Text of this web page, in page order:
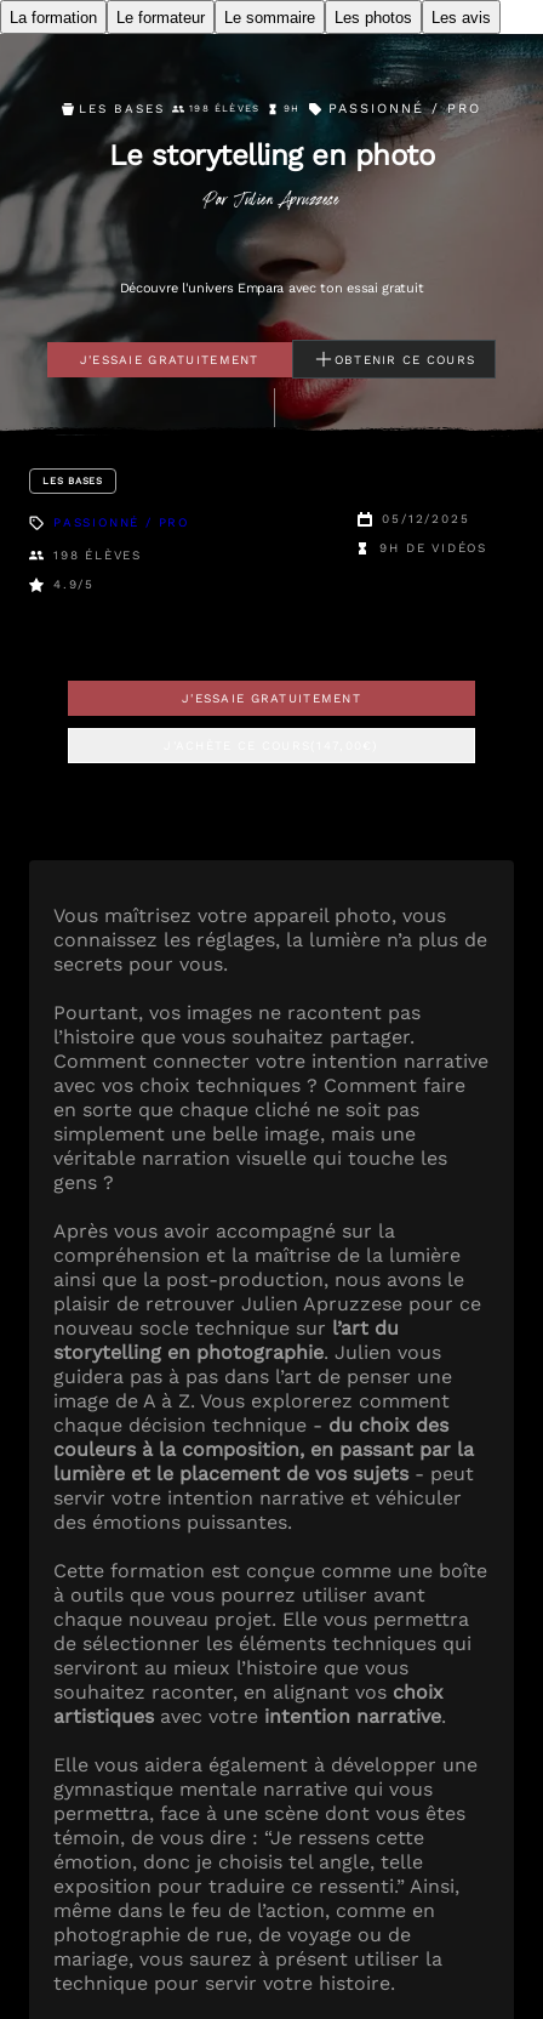
La formation Le formateur Le sommaire Les photos Les avis
LES BASES 198 ÉLÈVES 9H PASSIONNÉ / PRO
Le storytelling en photo
Par Julien Apruzzese
Découvre l'univers Empara avec ton essai gratuit
J'ESSAIE GRATUITEMENT OBTENIR CE COURS
Vous maîtrisez votre appareil photo, vous
connaissez les réglages, la lumière n’a plus de
secrets pour vous.
Pourtant, vos images ne racontent pas
l’histoire que vous souhaitez partager.
Comment connecter votre intention narrative
avec vos choix techniques ? Comment faire
en sorte que chaque cliché ne soit pas
simplement une belle image, mais une
véritable narration visuelle qui touche les
gens ?
Après vous avoir accompagné sur la
compréhension et la maîtrise de la lumière
ainsi que la post-production, nous avons le
plaisir de retrouver Julien Apruzzese pour ce
nouveau socle technique sur l’art du
storytelling en photographie. Julien vous
guidera pas à pas dans l’art de penser une
image de A à Z. Vous explorerez comment
chaque décision technique - du choix des
couleurs à la composition, en passant par la
lumière et le placement de vos sujets - peut
servir votre intention narrative et véhiculer
des émotions puissantes.
Cette formation est conçue comme une boîte
à outils que vous pourrez utiliser avant
chaque nouveau projet. Elle vous permettra
de sélectionner les éléments techniques qui
serviront au mieux l’histoire que vous
souhaitez raconter, en alignant vos choix
artistiques avec votre intention narrative.
Elle vous aidera également à développer une
gymnastique mentale narrative qui vous
permettra, face à une scène dont vous êtes
témoin, de vous dire : “Je ressens cette
émotion, donc je choisis tel angle, telle
exposition pour traduire ce ressenti.” Ainsi,
même dans le feu de l’action, comme en
photographie de rue, de voyage ou de
mariage, vous saurez à présent utiliser la
technique pour servir votre histoire.
LES BASES
PASSIONNÉ / PRO
198 ÉLÈVES
4.9/5
05/12/2025
9H DE VIDÉOS
J'ESSAIE GRATUITEMENT